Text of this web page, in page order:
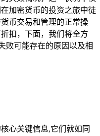
加密货币的投资之旅中徒
币交易和管理的正常操
扣，下面，我们将全方
败可能存在的原因以及相
心关键信息,它们就如同